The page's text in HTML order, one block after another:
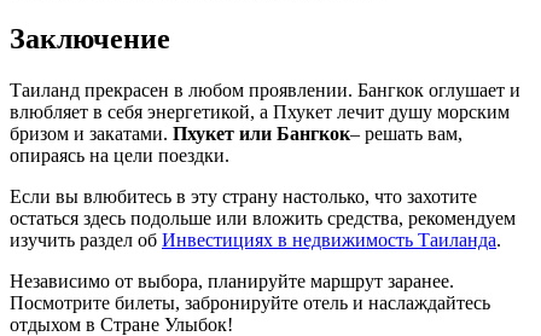
Заключение
Таиланд прекрасен в любом проявлении. Бангкок оглушает и
влюбляет в себя энергетикой, а Пхукет лечит душу морским
бризом и закатами. Пхукет или Бангкок– решать вам,
опираясь на цели поездки.
Если вы влюбитесь в эту страну настолько, что захотите
остаться здесь подольше или вложить средства, рекомендуем
изучить раздел об Инвестициях в недвижимость Таиланда.
Независимо от выбора, планируйте маршрут заранее.
Посмотрите билеты, забронируйте отель и наслаждайтесь
отдыхом в Стране Улыбок!